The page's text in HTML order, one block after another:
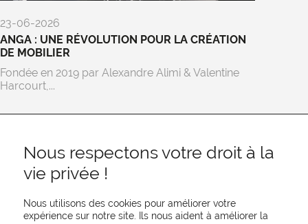
23-06-2026
ANGA : UNE RÉVOLUTION POUR LA CRÉATION
DE MOBILIER
Fondée en 2019 par Alexandre Alimi & Valentine
Harcourt,...
Nous respectons votre droit à la
vie privée !
Nous utilisons des cookies pour améliorer votre
expérience sur notre site. Ils nous aident à améliorer la